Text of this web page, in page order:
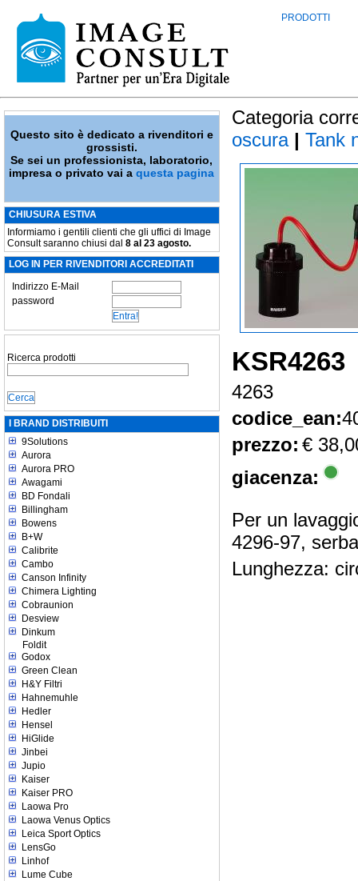
PRODOTTI
Questo sito è dedicato a rivenditori e
grossisti.
Se sei un professionista, laboratorio,
impresa o privato vai aquesta pagina
CHIUSURA ESTIVA
Informiamo i gentili clienti che gli uffici di Image
Consult saranno chiusi dal 8 al 23 agosto.
LOG IN PER RIVENDITORI ACCREDITATI
Indirizzo E-Mail
password
Ricerca prodotti
I BRAND DISTRIBUITI
9Solutions
Aurora
Aurora PRO
Awagami
BD Fondali
Billingham
Bowens
B+W
Calibrite
Cambo
Canson Infinity
Chimera Lighting
Cobraunion
Desview
Dinkum
Foldit
Godox
Green Clean
H&Y Filtri
Hahnemuhle
Hedler
Hensel
HiGlide
Jinbei
Jupio
Kaiser
Kaiser PRO
Laowa Pro
Laowa Venus Optics
Leica Sport Optics
LensGo
Linhof
Lume Cube
Categoria
oscura | Tank
KSR4263
4263
codice_ean:
prezzo: €
giacenza:
Per un
4296-97,
Lunghezza: